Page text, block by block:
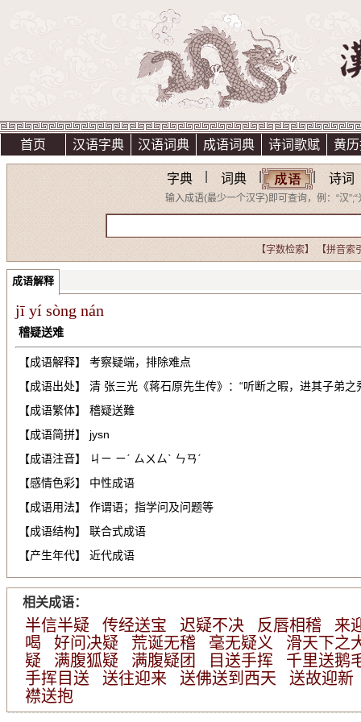
首页 汉语字典 汉语词典 成语词典 诗词歌赋 黄
字典 词典 诗词
输入成语(最少一个汉字)即可查询，例：“汉”;“
【字数检索】 【拼音索
成语解释
jī yí sòng nán
稽疑送难
【成语解释】 考察疑端，排除难点
【成语出处】 清 张三光《蒋石原先生传》：“听断之暇，进其子弟之
【成语繁体】 稽疑送難
【成语简拼】 jysn
【成语注音】 ㄐㄧ ㄧˊ ㄙㄨㄙˋ ㄣㄢˊ
【感情色彩】 中性成语
【成语用法】 作谓语；指学问及问题等
【成语结构】 联合式成语
【产生年代】 近代成语
相关成语：
半信半疑 传经送宝 迟疑不决 反唇相稽
来
喝
好问决疑 荒诞无稽 毫无疑义
滑天下之
疑
满腹狐疑 满腹疑团 目送手挥
千里送鹅
手挥目送
送往迎来 送佛送到西天
送故迎新
襟送抱